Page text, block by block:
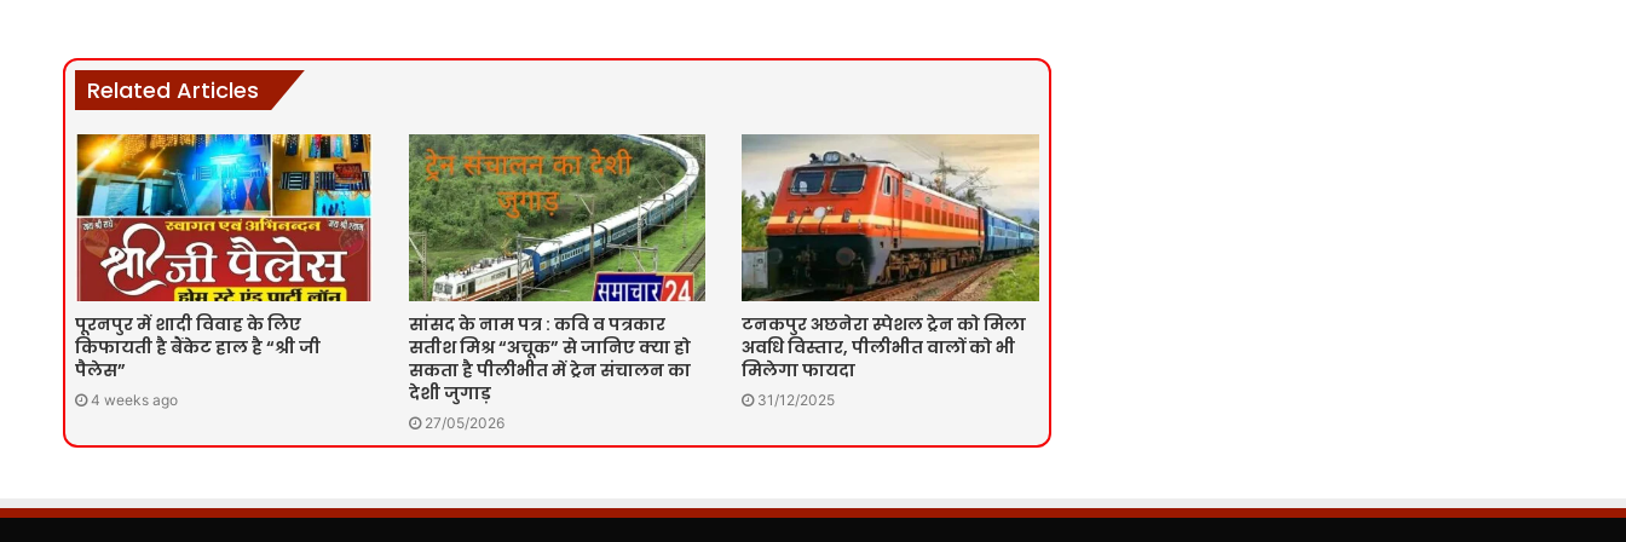
Related Articles
पूरनपुर में शादी विवाह के लिए
किफायती है बैंकेट हाल है “श्री जी
पैलेस”
4 weeks ago
सांसद के नाम पत्र : कवि व पत्रकार
सतीश मिश्र “अचूक” से जानिए क्या हो
सकता है पीलीभीत में ट्रेन संचालन का
देशी जुगाड़
27/05/2026
टनकपुर अछनेरा स्पेशल ट्रेन को मिला
अवधि विस्तार, पीलीभीत वालों को भी
मिलेगा फायदा
31/12/2025